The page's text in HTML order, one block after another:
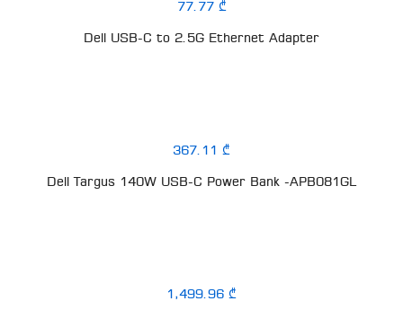
77.77 ₾
Dell USB-C to 2.5G Ethernet Adapter
367.11 ₾
Dell Targus 140W USB-C Power Bank -APB081GL
1,499.96 ₾